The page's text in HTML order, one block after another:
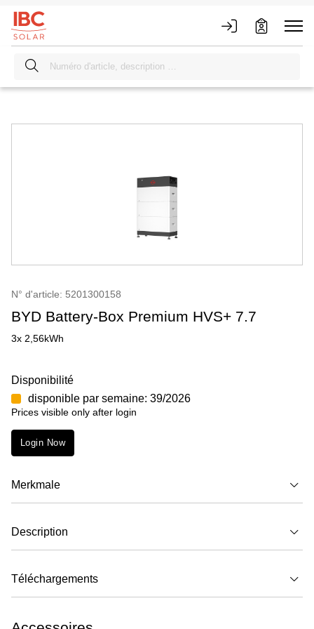
N° d'article: 5201300158
BYD Battery-Box Premium HVS+ 7.7
3x 2,56kWh
Disponibilité
disponible par semaine: 39/2026
Prices visible only after login
Login Now
Merkmale
Description
Téléchargements